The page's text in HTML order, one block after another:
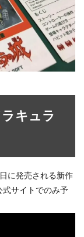
キュラ
に発売される新作
式サイトでのみ予